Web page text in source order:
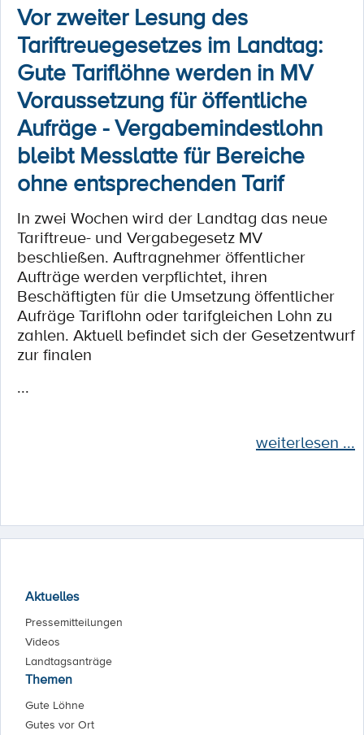
Vor zweiter Lesung des
Tariftreuegesetzes im Landtag:
Gute Tariﬂöhne werden in MV
Voraussetzung für öﬀentliche
Aufräge - Vergabemindestlohn
bleibt Messlatte für Bereiche
ohne entsprechenden Tarif
In zwei Wochen wird der Landtag das neue
Tariftreue- und Vergabegesetz MV
beschließen. Auftragnehmer öﬀentlicher
Aufträge werden verpﬂichtet, ihren
Beschäftigten für die Umsetzung öﬀentlicher
Aufräge Tariﬂohn oder tarifgleichen Lohn zu
zahlen. Aktuell beﬁndet sich der Gesetzentwurf
zur ﬁnalen
...
weiterlesen ...
Aktuelles
Pressemitteilungen
Videos
Landtagsanträge
Themen
Gute Löhne
Gutes vor Ort